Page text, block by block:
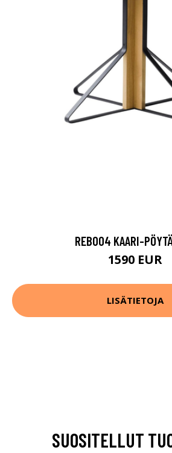
REB004 KAARI-
1590 EUR
LISÄTIETOJA
SUOSITELLUT